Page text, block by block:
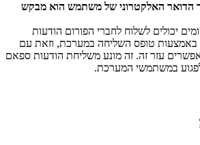
הדואר האלקטרוני של משתמש הוא מבקש
יכולים לשלוח לחברי הפורום הודעות
באמצעות טופס השליחה במערכת, וזאת עם
עזר זה. זה מונע משליחת הודעות ספאם
לפגוע במשתמשי המערכת.